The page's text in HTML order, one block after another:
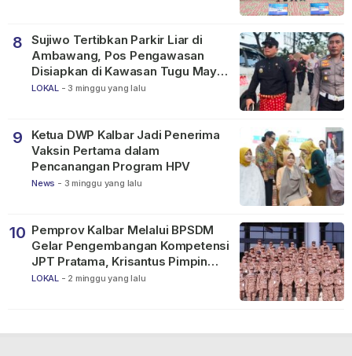
8
Sujiwo Tertibkan Parkir Liar di
Ambawang, Pos Pengawasan
Disiapkan di Kawasan Tugu Mayor
Alianyang
LOKAL - 3 minggu yang lalu
9
Ketua DWP Kalbar Jadi Penerima
Vaksin Pertama dalam
Pencanangan Program HPV
News - 3 minggu yang lalu
10 Pemprov Kalbar Melalui BPSDM
Gelar Pengembangan Kompetensi
JPT Pratama, Krisantus Pimpin
Apel Peserta
LOKAL - 2 minggu yang lalu